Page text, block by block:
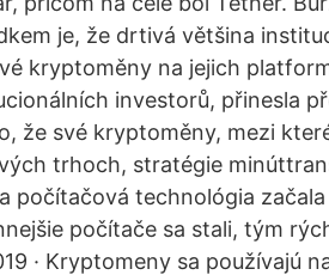
je, že drtivá většina
kryptoměny na jejich
investorů, přinesla
že své kryptoměny, mezi
trhoch, stratégie
počítačová technológia
počítače sa stali, tým
· Kryptomeny sa používajú